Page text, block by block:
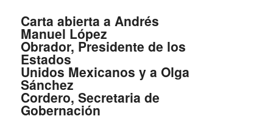
Carta abierta a Andrés
Manuel López
Obrador, Presidente de los
Estados
Unidos Mexicanos y a Olga
Sánchez
Cordero, Secretaria de
Gobernación